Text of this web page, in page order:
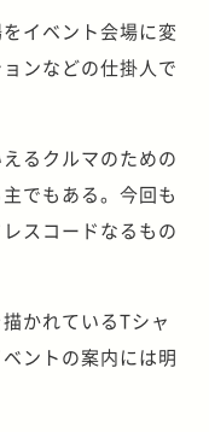
イベント会場に変
ンなどの仕掛人で
るクルマのための
でもある。今回も
スコードなるもの
かれているTシャ
ントの案内には明